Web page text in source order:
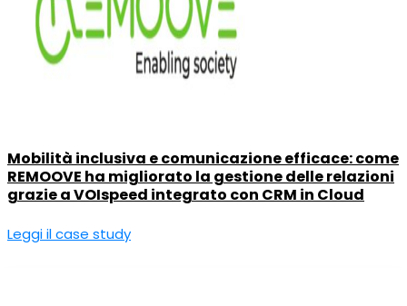
Mobilità inclusiva e comunicazione efficace: come
REMOOVE ha migliorato la gestione delle relazioni
grazie a VOIspeed integrato con CRM in Cloud
Leggi il case study